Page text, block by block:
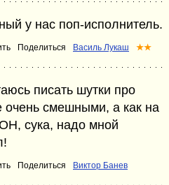
у нас поп-исполнитель.
Поделиться Василь Лукаш ★★
писать шутки про
очень смешными, а как на
сука, надо мной
Поделиться Виктор Банев